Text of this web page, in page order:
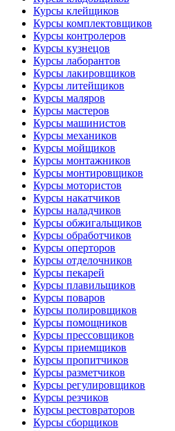
Курсы клейщиков
Курсы комплектовщиков
Курсы контролеров
Курсы кузнецов
Курсы лаборантов
Курсы лакировщиков
Курсы литейщиков
Курсы маляров
Курсы мастеров
Курсы машинистов
Курсы механиков
Курсы мойщиков
Курсы монтажников
Курсы монтировщиков
Курсы мотористов
Курсы накатчиков
Курсы наладчиков
Курсы обжигальщиков
Курсы обработчиков
Курсы оперторов
Курсы отделочников
Курсы пекарей
Курсы плавильщиков
Курсы поваров
Курсы полировщиков
Курсы помощников
Курсы прессовщиков
Курсы приемщиков
Курсы пропитчиков
Курсы разметчиков
Курсы регулировщиков
Курсы резчиков
Курсы рестовраторов
Курсы сборщиков